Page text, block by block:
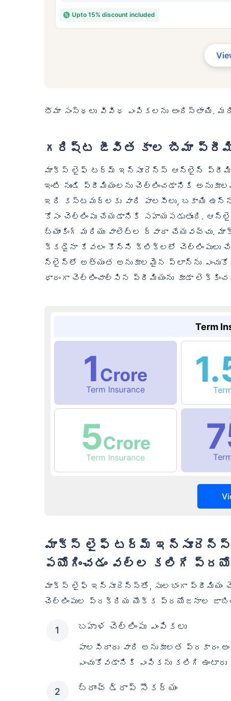
Upto 15% discount included
భీమా సంస్థలు వివిధ ఎంపికలను అందిస్తాయి.
గరిష్ట జీవిత కాల బీమా
మాక్స్ లైఫ్ టర్మ్ ఇన్సూరెన్స్ ఆన్‌లైన్ ప్రీమియం
ఇంటి నుండి ప్రీమియంలను చెల్లించడానికి
ఇది కస్టమర్‌లకు వారి పాలసీలు, బకాయి ఉన్న
కోసం చెల్లింపు చేయడానికి సహాయపడుతుంది.
బ్యాంకింగ్ మరియు వాలెట్‌ల ద్వారా చేయవచ్చు.
క్కడైనా కేవలం కొన్ని క్లిక్‌లలో చెల్లింపులు
న్‌లైన్‌లో అత్యంత అనుకూలమైన ప్లాన్‌ను
ధారంగా చెల్లించాల్సిన ప్రీమియంను కూడా
Term
1Crore
Term Insurance
5Crore
Term Insurance
మాక్స్ లైఫ్ టర్మ్ ఇన్సూరెన్స్ ప్రీమియం చెల్లింపు ప్రక్రియను ఉ
పయోగించడం వల్ల కలిగే
మాక్స్ లైఫ్ ఇన్సూరెన్స్‌తో, సులభంగా ప్రీమియం
చెల్లింపుల ప్రక్రియ యొక్క ప్రయోజనాల జాబితా
బహుళ చెల్లింపు ఎంపికలు
పాలసీదారు వారి అనుకూలత ప్రకారం
ఎంచుకోవడానికి ఎంపికను కలిగి ఉంటారు
బ్రాంచ్ డ్రాప్ సౌకర్యం
₹